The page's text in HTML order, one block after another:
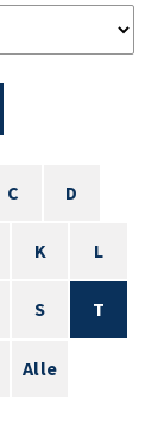
C D
K L
S T
Alle